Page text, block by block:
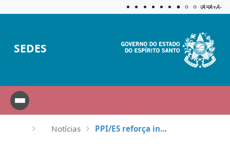
Aplicar
A=A+A-
SEDES
Notícias PPI/ES reforça integração com Programa de Parcerias de Investimentos federal para avançar em PPPs e ...